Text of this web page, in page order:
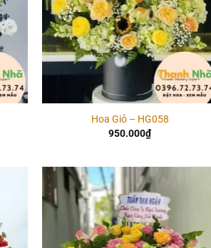
Hoa Giỏ – HG058
950.000₫